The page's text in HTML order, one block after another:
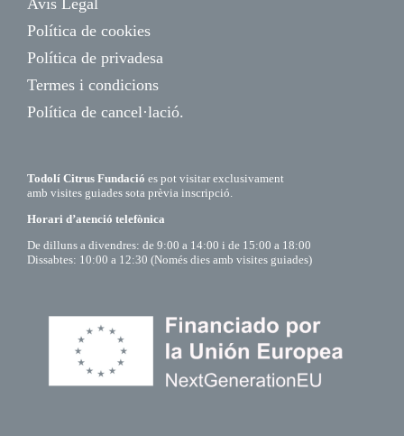
Avís Legal
Política de cookies
Política de privadesa
Termes i condicions
Política de cancel·lació.
Todolí Citrus Fundació es pot visitar exclusivament
amb visites guiades sota prèvia inscripció.
Horari d’atenció telefònica
De dilluns a divendres: de 9:00 a 14:00 i de 15:00 a 18:00
Dissabtes: 10:00 a 12:30 (Només dies amb visites guiades)